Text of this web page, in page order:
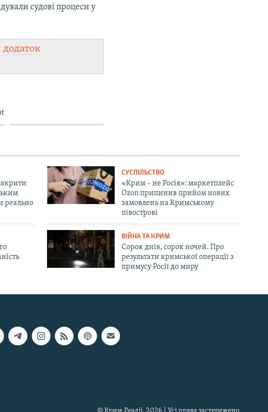
судові процеси у
додаток
реально
СУСПІЛЬСТВО
«Крим – не Росія»: маркетплейс
Ozon припинив прийом нових
замовлень на Кримському
півострові
ВІЙНА ТА КРИМ
Сорок днів, сорок ночей. Про
результати кримської операції з
примусу Росії до миру